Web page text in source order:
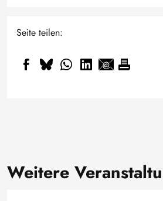
Seite teilen:
Weitere